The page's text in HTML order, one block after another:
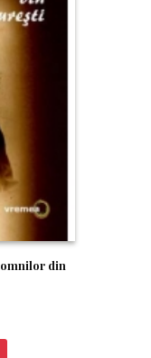
din